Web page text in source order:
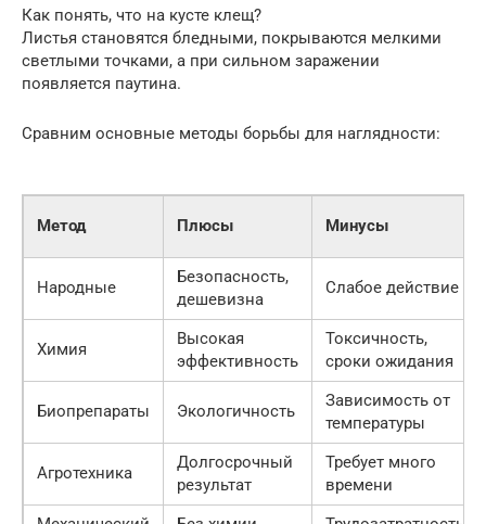
Как понять, что на кусте клещ?
Листья становятся бледными, покрываются мелкими
светлыми точками, а при сильном заражении
появляется паутина.
Сравним основные методы борьбы для наглядности:
Метод Плюсы Минусы
Народные
Безопасность,
дешевизна
Слабое действие
Химия
Высокая
эффективность
Токсичность,
сроки ожидания
Биопрепараты Экологичность
Зависимость от
температуры
Агротехника
Долгосрочный
результат
Требует много
времени